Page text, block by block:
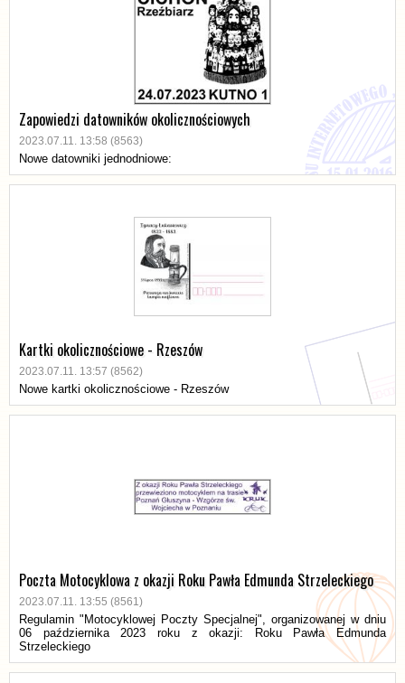
Zapowiedzi datowników okolicznościowych
2023.07.11. 13:58 (8563)
Nowe datowniki jednodniowe:
Kartki okolicznościowe - Rzeszów
2023.07.11. 13:57 (8562)
Nowe kartki okolicznościowe - Rzeszów
Poczta Motocyklowa z okazji Roku Pawła Edmunda Strzeleckiego
2023.07.11. 13:55 (8561)
Regulamin "Motocyklowej Poczty Specjalnej", organizowanej w dniu
06 października 2023 roku z okazji: Roku Pawła Edmunda
Strzeleckiego